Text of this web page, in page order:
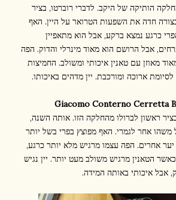
הותיקה של היקב. לדברי רוברטו, בציר
בצורה חדה את השפעות הטרואר על היין. האף
כרגע נמצא ברקע, אבל הוא מתאפיין
אבל הרושם הוא מאוד מינרלי והדוק. הפה
מאוזן עם טאנין איכותי ומשולב. החמיצות
ארוכה ומורכבת. יין מדהים באיכותו.
2010 Giacomo Conterno
ראשון לברולו מהחלקה הזו. אותה השנה,
משהו אחר לגמרי. האף מפוצץ בפרי בשל יותר
יער אחרים. הפה עצמו מרגיש מלא יותר כרגע,
הטאנין מרגיש משולב מעט יותר. יין נגיש
אבל איכותי באותה המידה.